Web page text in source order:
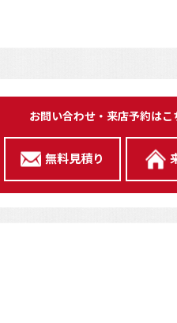
お問い合わせ・来店予約はこ
無料見積り